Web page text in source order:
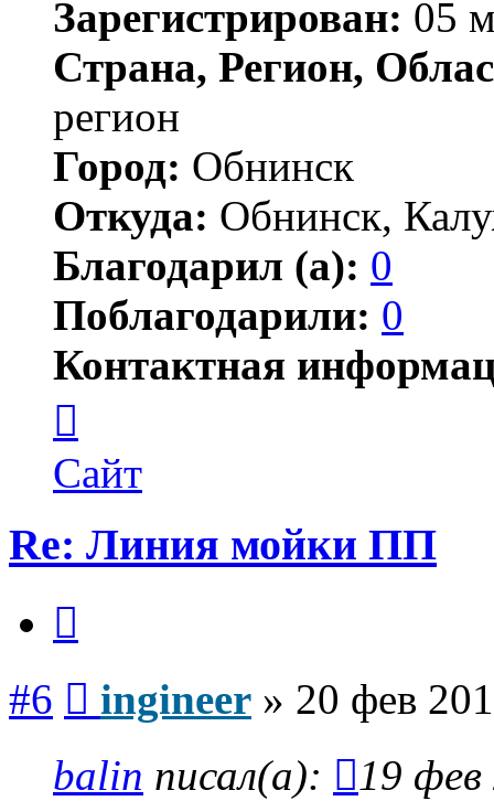
Зарегистрирован: 05
Страна, Регион,
регион
Город: Обнинск
Откуда: Обнинск,
Благодарил (а): 0
Поблагодарили: 0
Контактная
пользователя
ingineer
Сайт
Re: Линия мойки ПП
#6 ingineer » 20 фев
balin писал(а):
19